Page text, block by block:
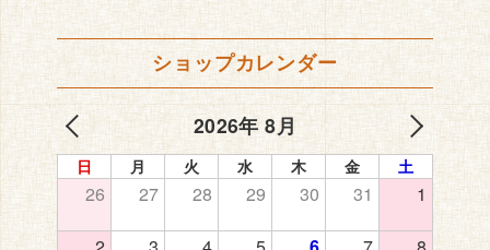
ショップカレンダー
2026年 8月
日 月 火 水 木 金 土
26 27 28 29 30 31 1